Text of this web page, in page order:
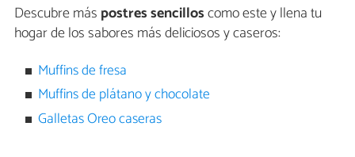
Descubre más postres sencilloscomo este y llena tu
hogar de los sabores más deliciosos y caseros:
Muffins de fresa
Muffins de plátano y chocolate
Galletas Oreo caseras